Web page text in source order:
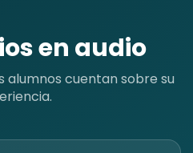
en audio
alumnos cuentan sobre su